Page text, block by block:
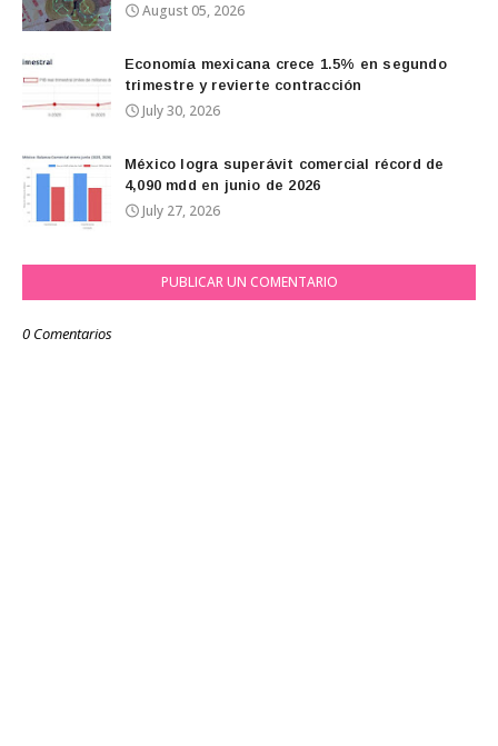
August 05, 2026
Economía mexicana crece 1.5% en segundo
trimestre y revierte contracción
July 30, 2026
México logra superávit comercial récord de
4,090 mdd en junio de 2026
July 27, 2026
PUBLICAR UN COMENTARIO
0 Comentarios